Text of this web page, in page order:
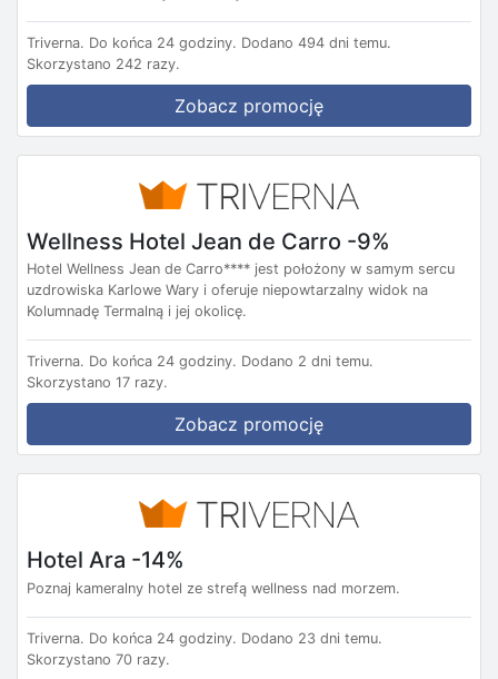
Triverna. Do końca 24 godziny. Dodano 494 dni temu.
Skorzystano 242 razy.
Zobacz promocję
Wellness Hotel Jean de Carro -9%
Hotel Wellness Jean de Carro**** jest położony w samym sercu
uzdrowiska Karlowe Wary i oferuje niepowtarzalny widok na
Kolumnadę Termalną i jej okolicę.
Triverna. Do końca 24 godziny. Dodano 2 dni temu.
Skorzystano 17 razy.
Zobacz promocję
Hotel Ara -14%
Poznaj kameralny hotel ze strefą wellness nad morzem.
Triverna. Do końca 24 godziny. Dodano 23 dni temu.
Skorzystano 70 razy.